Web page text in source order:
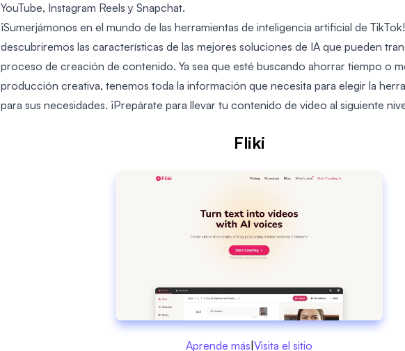
YouTube, Instagram Reels y Snapchat.
¡Sumerjámonos en el mundo de las herramientas de inteligencia artificial de
descubriremos las características de las mejores soluciones de IA que pueden
proceso de creación de contenido. Ya sea que esté buscando ahorrar tiempo o
producción creativa, tenemos toda la información que necesita para elegir la
para sus necesidades. ¡Prepárate para llevar tu contenido de video al siguiente
Fliki
Aprende más|Visita el sitio